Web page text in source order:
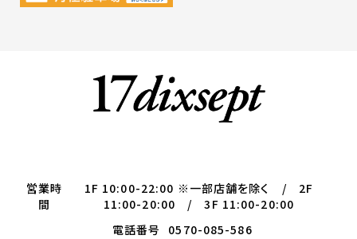
営業時
間
1F 10:00-22:00 ※一部店舗を除く / 2F
11:00-20:00 / 3F 11:00-20:00
電話番号
0570-085-586